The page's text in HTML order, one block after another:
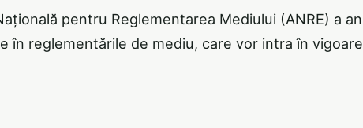
pentru Reglementarea Mediului (ANRE) a
în reglementările de mediu, care vor intra în